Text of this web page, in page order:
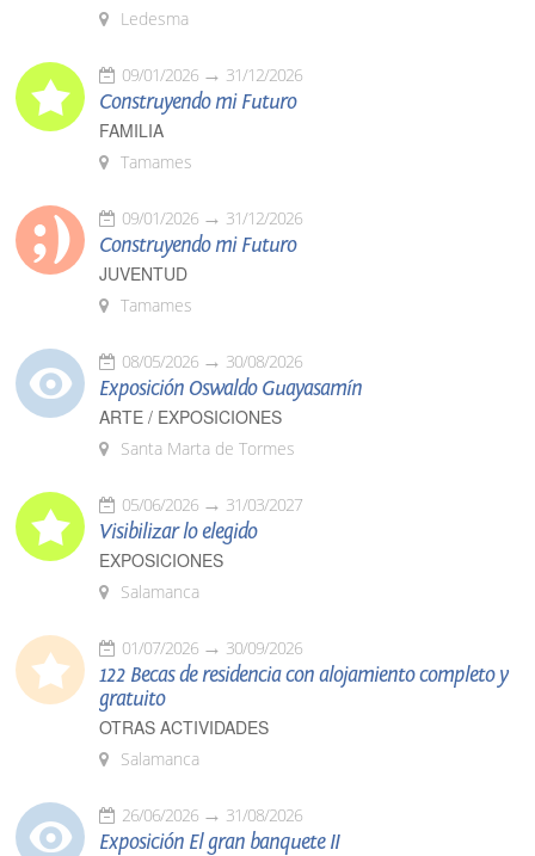
Ledesma
09/01/2026 31/12/2026
Construyendo mi Futuro
FAMILIA
Tamames
09/01/2026 31/12/2026
Construyendo mi Futuro
JUVENTUD
Tamames
08/05/2026 30/08/2026
Exposición Oswaldo Guayasamín
ARTE / EXPOSICIONES
Santa Marta de Tormes
05/06/2026 31/03/2027
Visibilizar lo elegido
EXPOSICIONES
Salamanca
01/07/2026 30/09/2026
122 Becas de residencia con alojamiento completo y
gratuito
OTRAS ACTIVIDADES
Salamanca
26/06/2026 31/08/2026
Exposición El gran banquete II